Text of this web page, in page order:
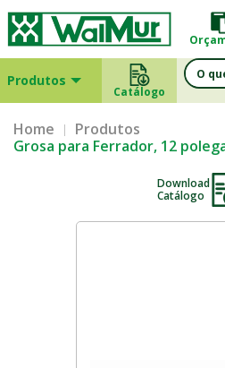
Produtos
Catálogo
Home
Produtos
Grosa para Ferrador, 12
Download
Catálogo